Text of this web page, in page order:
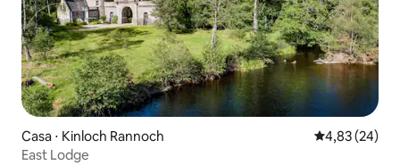
Casa ⋅ Kinloch Rannoch 4,83 de uma
4,83 (24)
East Lodge